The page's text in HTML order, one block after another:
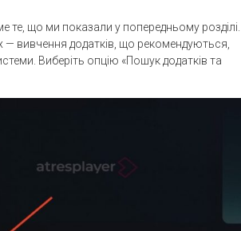
що ми показали у попередньому розділі.
— вивчення додатків, що рекомендуються,
Виберіть опцію «Пошук додатків та